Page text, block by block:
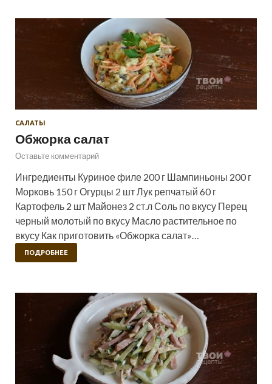
САЛАТЫ
Обжорка салат
Оставьте комментарий
Ингредиенты Куриное филе 200 г Шампиньоны 200 г
Морковь 150 г Огурцы 2 шт Лук репчатый 60 г
Картофель 2 шт Майонез 2 ст.л Соль по вкусу Перец
черный молотый по вкусу Масло растительное по
вкусу Как приготовить «Обжорка салат»…
ПОДРОБНЕЕ